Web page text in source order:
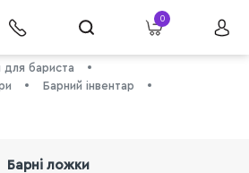
0
для бариста
Барний інвентар
Барні ложки